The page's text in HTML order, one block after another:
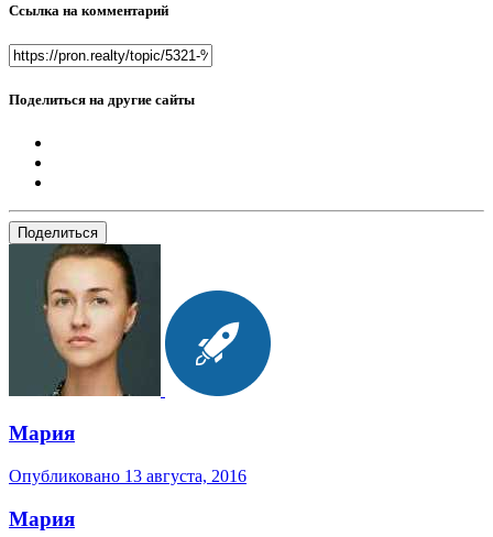
Ссылка на комментарий
Поделиться на другие сайты
Поделиться
Мария
Опубликовано 13 августа, 2016
Мария